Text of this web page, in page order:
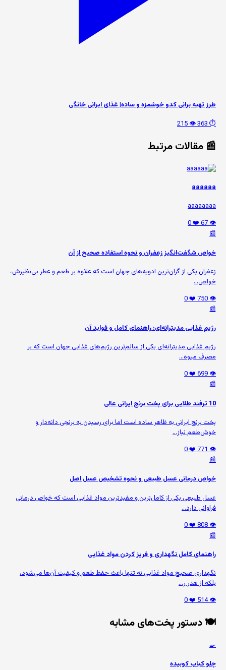
طرز تهیه برانی کدو خوشمزه و ساده| غذای ایرانی خانگی
⏱️ 363
👁️ 215
📰 مقالات مرتبط
aaaaaa
aaaaaaaa
👁️ 67
❤️ 0
📰
خواص شگفت‌انگیز زعفران و نحوه استفاده صحیح از آن
زعفران یکی از گران‌ترین ادویه‌های جهان است که علاوه بر طعم و عطر بی‌نظیرش،
خواص...
👁️ 750
❤️ 0
📰
رژیم غذایی مدیترانه‌ای: راهنمای کامل و فواید آن
رژیم غذایی مدیترانه‌ای یکی از سالم‌ترین رژیم‌های غذایی جهان است که بر
مصرف میوه‌...
👁️ 699
❤️ 0
📰
10 ترفند طلایی برای پخت برنج ایرانی عالی
پخت برنج ایرانی به ظاهر ساده است اما برای رسیدن به برنجی دانه‌دار و
خوش‌طعم نیاز...
👁️ 771
❤️ 0
📰
خواص درمانی عسل طبیعی و نحوه تشخیص عسل اصل
عسل طبیعی یکی از کامل‌ترین و مفیدترین مواد غذایی است که خواص درمانی
فراوانی دارد...
👁️ 808
❤️ 0
📰
راهنمای کامل نگهداری و فریز کردن مواد غذایی
نگهداری صحیح مواد غذایی نه تنها باعث حفظ طعم و کیفیت آن‌ها می‌شود،
بلکه از هدر ر...
👁️ 514
❤️ 0
🍽️ دستور پخت‌های مشابه
🍳
چلو کباب کوبیده